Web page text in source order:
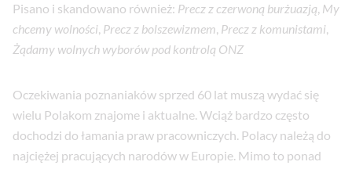
Pisano i skandowano również: Precz z czerwoną burżuazją, My
chcemy wolności, Precz z bolszewizmem, Precz z komunistami,
Żądamy wolnych wyborów pod kontrolą ONZ
Oczekiwania poznaniaków sprzed 60 lat muszą wydać się
wielu Polakom znajome i aktualne. Wciąż bardzo często
dochodzi do łamania praw pracowniczych. Polacy należą do
najciężej pracujących narodów w Europie. Mimo to ponad